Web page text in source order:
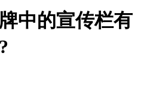
中的宣传栏有